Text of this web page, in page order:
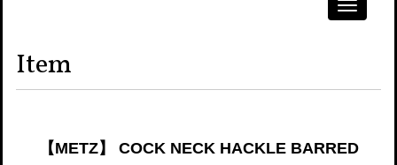
Toggle
Item
【METZ】 COCK NECK HACKLE BARRED